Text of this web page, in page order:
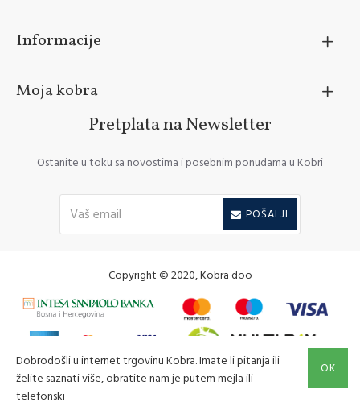
Informacije
Moja kobra
Pretplata na Newsletter
Ostanite u toku sa novostima i posebnim ponudama u Kobri
POŠALJI
Copyright © 2020, Kobra doo
OK
Dobrodošli u internet trgovinu Kobra. Imate li pitanja ili
želite saznati više, obratite nam je putem mejla ili
telefonski